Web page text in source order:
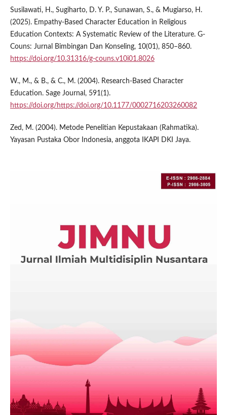
Susilawati, H., Sugiharto, D. Y. P., Sunawan, S., & Mugiarso, H.
(2025). Empathy-Based Character Education in Religious
Education Contexts: A Systematic Review of the Literature. G-
Couns: Jurnal Bimbingan Dan Konseling, 10(01), 850–860.
https://doi.org/10.31316/g-couns.v10i01.8026
W., M., & B., & C., M. (2004). Research-Based Character
Education. Sage Journal, 591(1).
https://doi.org/https://doi.org/10.1177/0002716203260082
Zed, M. (2004). Metode Penelitian Kepustakaan (Rahmatika).
Yayasan Pustaka Obor Indonesia, anggota IKAPI DKI Jaya.